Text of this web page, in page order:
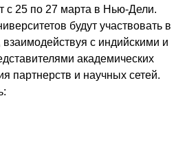
с 25 по 27 марта в Нью-Дели.
будут участвовать в
с индийскими и
академических
партнерств и научных сетей.